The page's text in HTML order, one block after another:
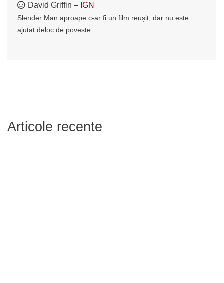
David Griffin – IGN
Slender Man aproape c-ar fi un film reușit, dar nu este
ajutat deloc de poveste.
Articole recente